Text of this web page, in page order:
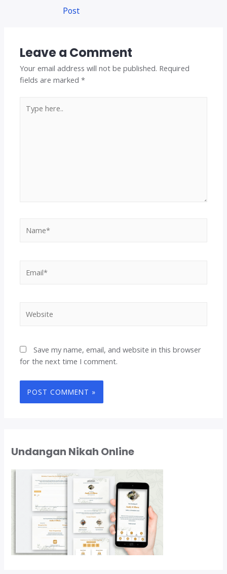
Post
Leave a Comment
Your email address will not be published. Required
fields are marked*
here..
Save my name, email, and website in this browser
for the next time I comment.
Undangan Nikah Online